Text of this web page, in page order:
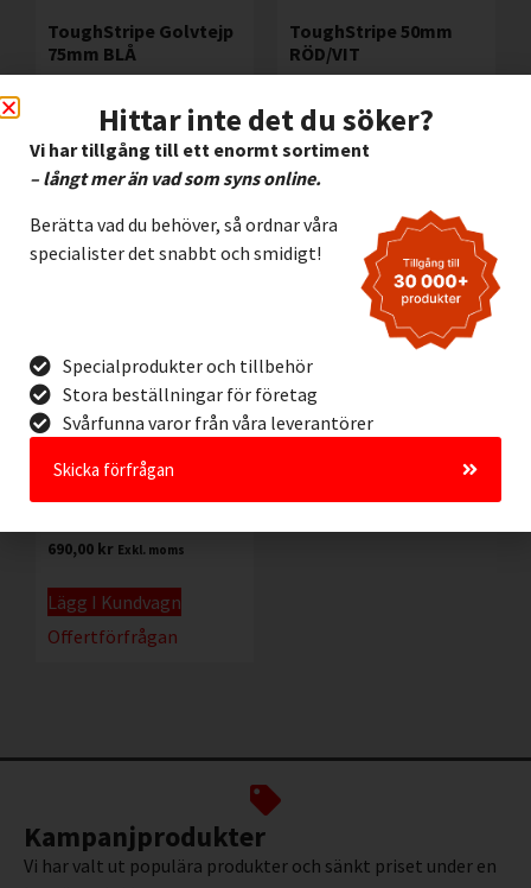
ToughStripe Golvtejp
75mm BLÅ
Lägg I Kundvagn
Offertförfrågan
ToughStripe 50mm
RÖD/VIT
Lägg I Kundvagn
Offertförfrågan
690,00 kr Exkl. moms
Lägg I Kundvagn
Offertförfrågan
Kampanjprodukter
Vi har valt ut populära produkter och sänkt priset under en
Hittar inte det du söker?
Vi har tillgång till ett enormt sortiment
– långt mer än vad som syns online.
Berätta vad du behöver, så ordnar våra
specialister det snabbt och smidigt!
Specialprodukter och tillbehör
Stora beställningar för företag
Svårfunna varor från våra leverantörer
Skicka förfrågan